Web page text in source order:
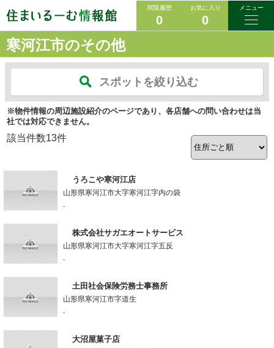
閲覧履歴
0
お気に入り
0
メニュー
寒河江市のその他
スポットを絞り込む
※物件情報の周辺施設紹介のページであり、各店舗への問い合わせは当
社では対応できません。
該当件数13件
うろこや寒河江店
山形県寒河江市大字寒河江字内の袋
-
株式会社サガエオートサービス
山形県寒河江市大字寒河江字五反
-
土田社会保険労務士事務所
山形県寒河江市字道生
-
大沼屋菓子店